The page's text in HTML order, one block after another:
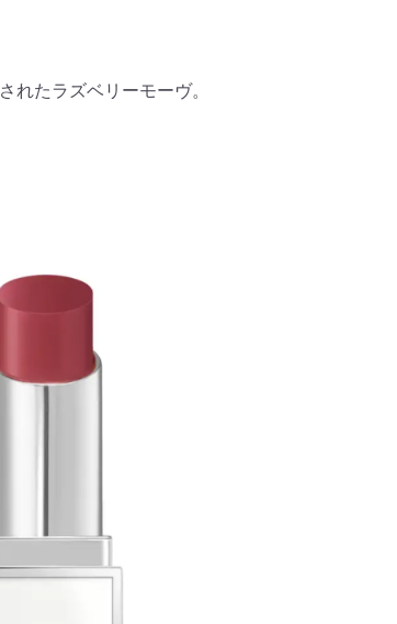
れたラズベリーモーヴ。